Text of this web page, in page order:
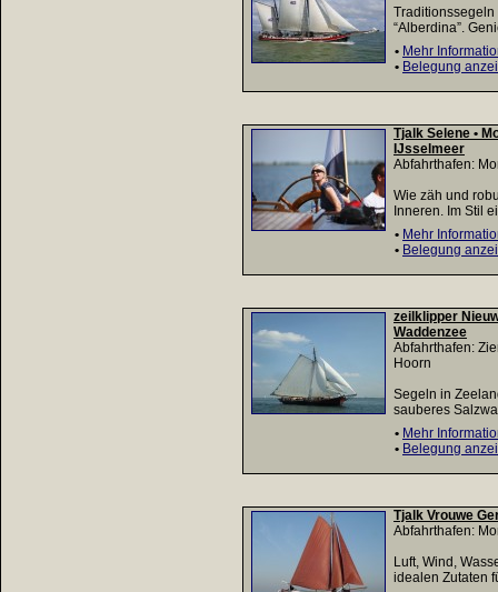
Traditionssegeln
“Alberdina”.
• Mehr
• Belegung
Tjalk Selene •
IJsselmeer
Abfahrthafen:
Wie zäh und
Inneren. Im Stil
• Mehr
• Belegung
zeilklipper
Waddenzee
Abfahrthafen:
Hoorn
Segeln in
sauberes
• Mehr
• Belegung
Tjalk Vrouwe
Abfahrthafen:
Luft, Wind,
idealen Zutaten